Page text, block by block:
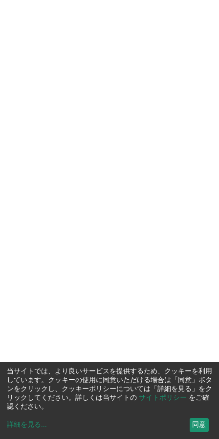
当サイトでは、より良いサービスを提供するため、クッキーを利用
しています。クッキーの使用に同意いただける場合は「同意」ボタ
ンをクリックし、クッキーポリシーについては「詳細を見る」をク
リックしてください。詳しくは当サイトの サイトポリシー をご確
認ください。
詳細を見る ... 同意